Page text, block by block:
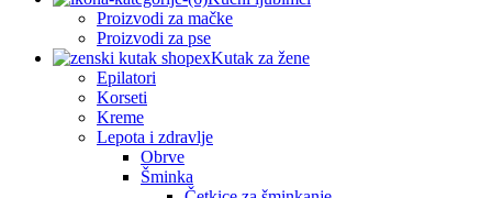
Proizvodi za mačke
Proizvodi za pse
Kutak za žene
Epilatori
Korseti
Kreme
Lepota i zdravlje
Obrve
Šminka